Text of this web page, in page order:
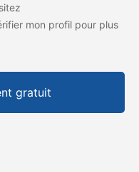
mon profil pour plus
gratuit